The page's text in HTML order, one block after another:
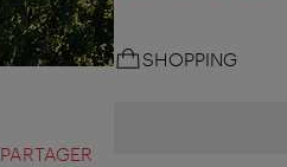
PARTAGER
SHOPPING